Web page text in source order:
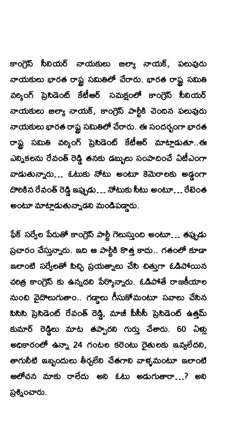
కాంగ్రెస్ సీనియర్ నాయకులు బిల్యా నాయక్, పలువురు
నాయకులు భారత రాష్ట్ర సమితిలో చేరారు. భారత రాష్ట్ర సమితి
వర్కింగ్ ప్రెసిడెంట్ కేటీఆర్ సమక్షంలో కాంగ్రెస్ సీనియర్
నాయకులు బిల్యా నాయక్, కాంగ్రెస్ పార్టీకి చెందిన పలువురు
నాయకులు భారత రాష్ట్ర సమితిలో చేరారు. ఈ సందర్బంగా భారత
రాష్ట్ర సమితి వర్కింగ్ ప్రెసిడెంట్ కేటీఆర్ మాట్లాడుతూ..ఈ
ఎన్నికలను రేవంత్ రెడ్డి తనకు డబ్బులు సంపాదించే ఏటీఎంగా
వాడుతున్నారు… ఓటుకు నోటు అంటూ కెమెరాలకు అడ్డంగా
దొరికిన రేవంత్ రెడ్డి ఇప్పుడు… నోటుకు సీటు అంటూ… రేటెంత
అంటూ మాట్లాడుతున్నాడని మండిపడ్డారు.
ఫేక్ సర్వేల పేరుతో కాంగ్రెస్ పార్టీ గెలుస్తుంది అంటూ… తప్పుడు
ప్రచారం చేస్తున్నారు. ఇది ఆ పార్టీకి కొత్త కాదు.. గతంలో కూడా
ఇలాంటి సర్వేలతో పిచ్చి ప్రయత్నాలు చేసి చిత్తుగా ఓడిపోయిన
చరిత్ర కాంగ్రెస్ కు ఉన్నదని పేర్కొన్నారు. ఓడిపోతే రాజకీయాల
నుంచి వైదొలుగుతాం.. గడ్డాలు గీసుకోమంటూ సవాలు చేసిన
పిసిసి ప్రెసిడెంట్ రేవంత్ రెడ్డి, మాజీ పీసీసీ ప్రెసిడెంట్ ఉత్తమ్
కుమార్ రెడ్డిలు మాట తప్పారని గుర్తు చేశారు. 60 ఏళ్లు
అధికారంలో ఉన్నా 24 గంటల కరెంటు రైతులకు ఇవ్వలేదని,
తాగునీటి ఇబ్బందులు తీర్చలేని చేతగాని వాళ్ళమంటూ ఇలాంటి
ఆలోచన మాకు రాలేదు అని ఓటు అడుగుతారా…? అని
ప్రశ్నించారు.